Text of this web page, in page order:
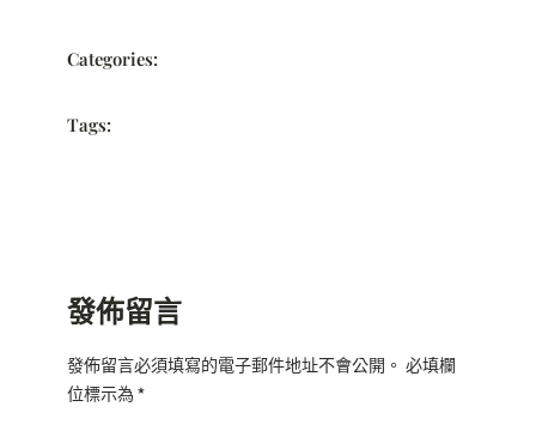
Categories:
Tags:
發佈留言
發佈留言必須填寫的電子郵件地址不會公開。 必填欄
位標示為*